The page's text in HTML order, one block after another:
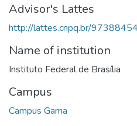
Advisor's Lattes
http://lattes.cnpq.br/
Name of institution
Instituto Federal de Brasília
Campus
Campus Gama